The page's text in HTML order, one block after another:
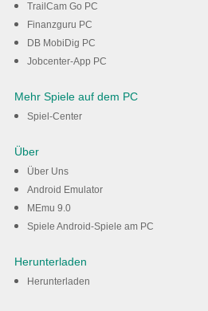
TrailCam Go PC
Finanzguru PC
DB MobiDig PC
Jobcenter-App PC
Mehr Spiele auf dem PC
Spiel-Center
Über
Über Uns
Android Emulator
MEmu 9.0
Spiele Android-Spiele am PC
Herunterladen
Herunterladen